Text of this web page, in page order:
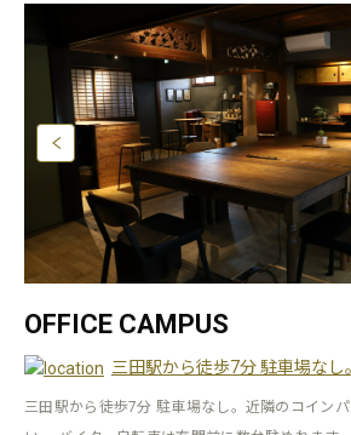
OFFICE CAMPUS
三田駅から徒歩7分 駐車場なし。近隣のコインパーキングをご利用くださ
三田駅から徒歩7分 駐車場なし。近隣のコイン